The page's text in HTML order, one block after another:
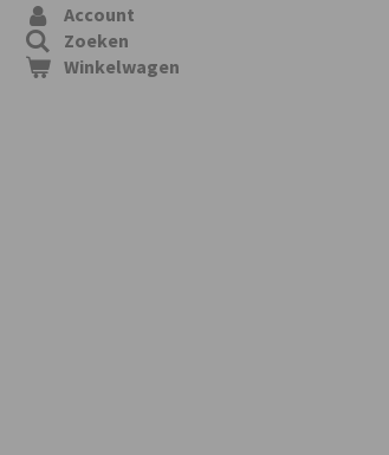
Account
Zoeken
Winkelwagen